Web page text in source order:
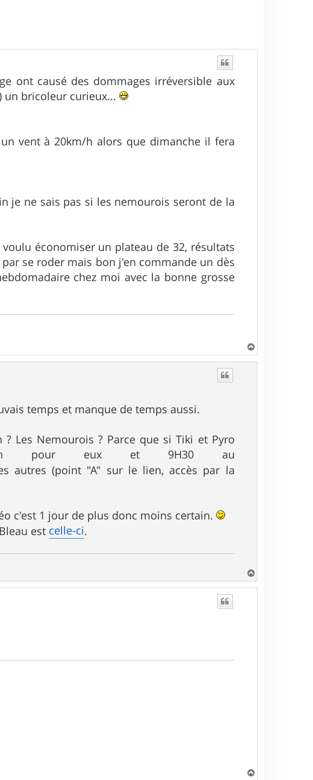
ont causé des dommages irréversible aux
un bricoleur curieux...
vent à 20km/h alors que dimanche il fera
je ne sais pas si les nemourois seront de la
économiser un plateau de 32, résultats
se roder mais bon j'en commande un dès
chez moi avec la bonne grosse
a
temps et manque de temps aussi.
Les Nemourois ? Parce que si Tiki et Pyro
pour eux et 9H30 au
autres (point "A" sur le lien, accès par la
c'est 1 jour de plus donc moins certain.
est celle-ci.
a